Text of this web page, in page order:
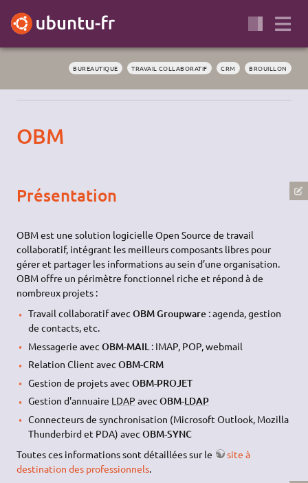
BUREAUTIQUE TRAVAIL COLLABORATIF CRM BROUILLON
OBM
Présentation
OBM est une solution logicielle Open Source de travail
collaboratif, intégrant les meilleurs composants libres pour
gérer et partager les informations au sein d’une organisation.
OBM offre un périmètre fonctionnel riche et répond à de
nombreux projets :
Travail collaboratif avec OBM Groupware: agenda, gestion
de contacts, etc.
Messagerie avec OBM-MAIL : IMAP, POP, webmail
Relation Client avec OBM-CRM
Gestion de projets avec OBM-PROJET
Gestion d'annuaire LDAP avec OBM-LDAP
Connecteurs de synchronisation (Microsoft Outlook, Mozilla
Thunderbird et PDA) avec OBM-SYNC
Toutes ces informations sont détaillées sur le
site à
destination des professionnels.